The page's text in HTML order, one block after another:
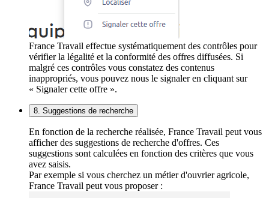
France Travail effectue systématiquement des contrôles pour
vérifier la légalité et la conformité des offres diffusées. Si
malgré ces contrôles vous constatez des contenus
inappropriés, vous pouvez nous le signaler en cliquant sur
« Signaler cette offre ».
8. Suggestions de recherche
En fonction de la recherche réalisée, France Travail peut vous
afficher des suggestions de recherche d'offres. Ces
suggestions sont calculées en fonction des critères que vous
avez saisis.
Par exemple si vous cherchez un métier d'ouvrier agricole,
France Travail peut vous proposer :